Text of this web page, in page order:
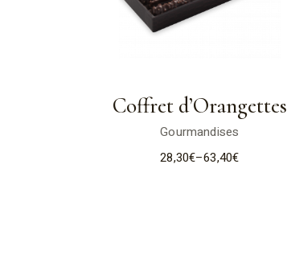
Coffret d’Orangettes
Gourmandises
28,30€–63,40€